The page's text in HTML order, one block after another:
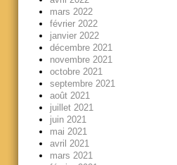
mars 2022
février 2022
janvier 2022
décembre 2021
novembre 2021
octobre 2021
septembre 2021
août 2021
juillet 2021
juin 2021
mai 2021
avril 2021
mars 2021